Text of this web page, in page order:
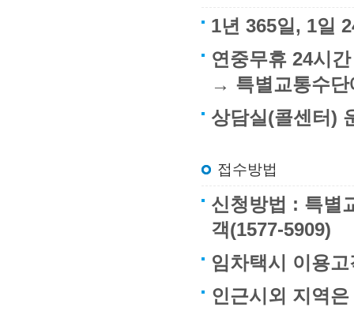
1년 365일, 1일
연중무휴 24시
→ 특별교통수단
상담실(콜센터)
접수방법
신청방법 : 특별
객(1577-5909)
임차택시 이용
인근시외 지역